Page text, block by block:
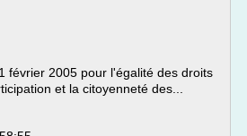
février 2005 pour l'égalité des droits
et la citoyenneté des...